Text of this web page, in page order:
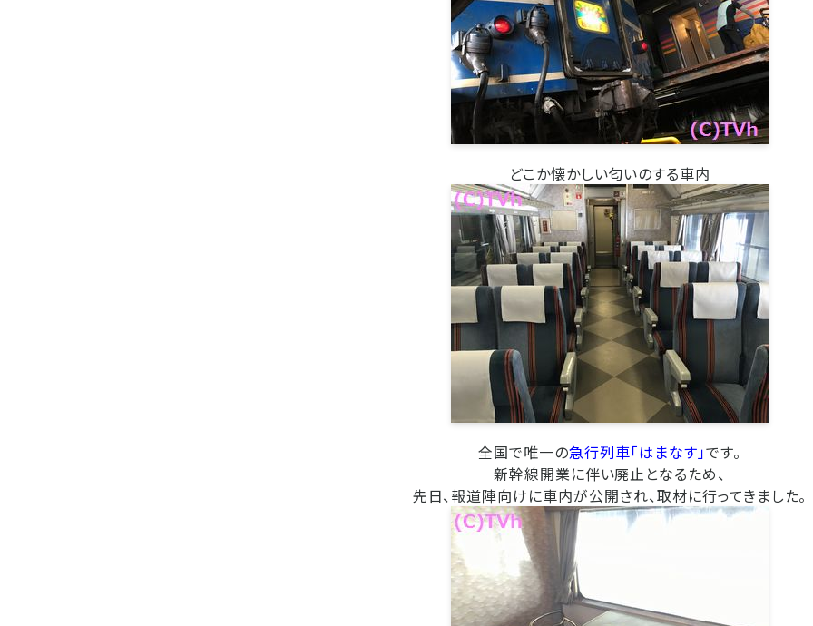
どこか懐かしい匂いのする車内
全国で唯一の急行列車「はまなす」です。
新幹線開業に伴い廃止となるため、
先日、報道陣向けに車内が公開され、取材に行ってきました。